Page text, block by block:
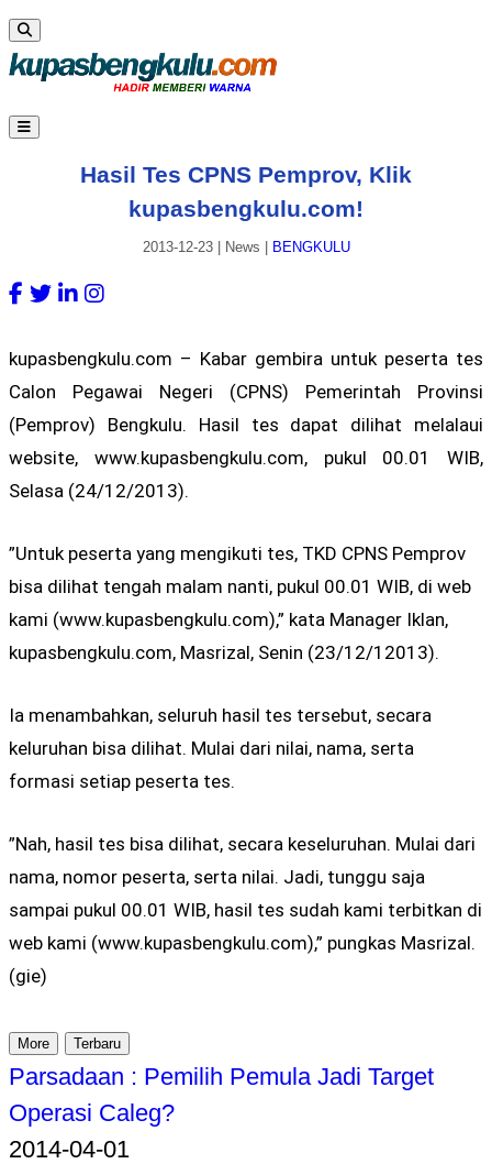
Hasil Tes CPNS Pemprov, Klik
kupasbengkulu.com!
2013-12-23| News BENGKULU
kupasbengkulu.com – Kabar gembira untuk peserta tes
Calon Pegawai Negeri (CPNS) Pemerintah Provinsi
(Pemprov) Bengkulu. Hasil tes dapat dilihat melalaui
website, www.kupasbengkulu.com, pukul 00.01 WIB,
Selasa (24/12/2013).
”Untuk peserta yang mengikuti tes, TKD CPNS Pemprov
bisa dilihat tengah malam nanti, pukul 00.01 WIB, di web
kami (www.kupasbengkulu.com),” kata Manager Iklan,
kupasbengkulu.com, Masrizal, Senin (23/12/12013).
Ia menambahkan, seluruh hasil tes tersebut, secara
keluruhan bisa dilihat. Mulai dari nilai, nama, serta
formasi setiap peserta tes.
”Nah, hasil tes bisa dilihat, secara keseluruhan. Mulai dari
nama, nomor peserta, serta nilai. Jadi, tunggu saja
sampai pukul 00.01 WIB, hasil tes sudah kami terbitkan di
web kami (www.kupasbengkulu.com),” pungkas Masrizal.
(gie)
More Terbaru
Parsadaan : Pemilih Pemula Jadi Target
Operasi Caleg?
2014-04-01